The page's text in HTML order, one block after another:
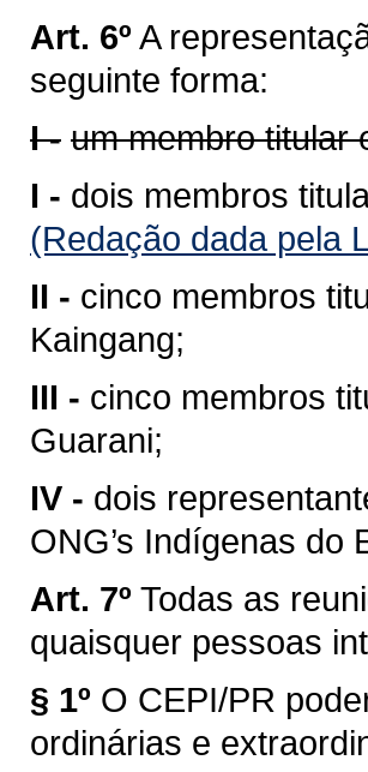
Art. 6º A
seguinte forma:
I - um membro titular
I - dois membros
(Redação dada pela
II - cinco membros
Kaingang;
III - cinco membros
Guarani;
IV - dois
ONG’s Indígenas do
Art. 7º Todas as
quaisquer pessoas
§ 1º O CEPI/PR
ordinárias e